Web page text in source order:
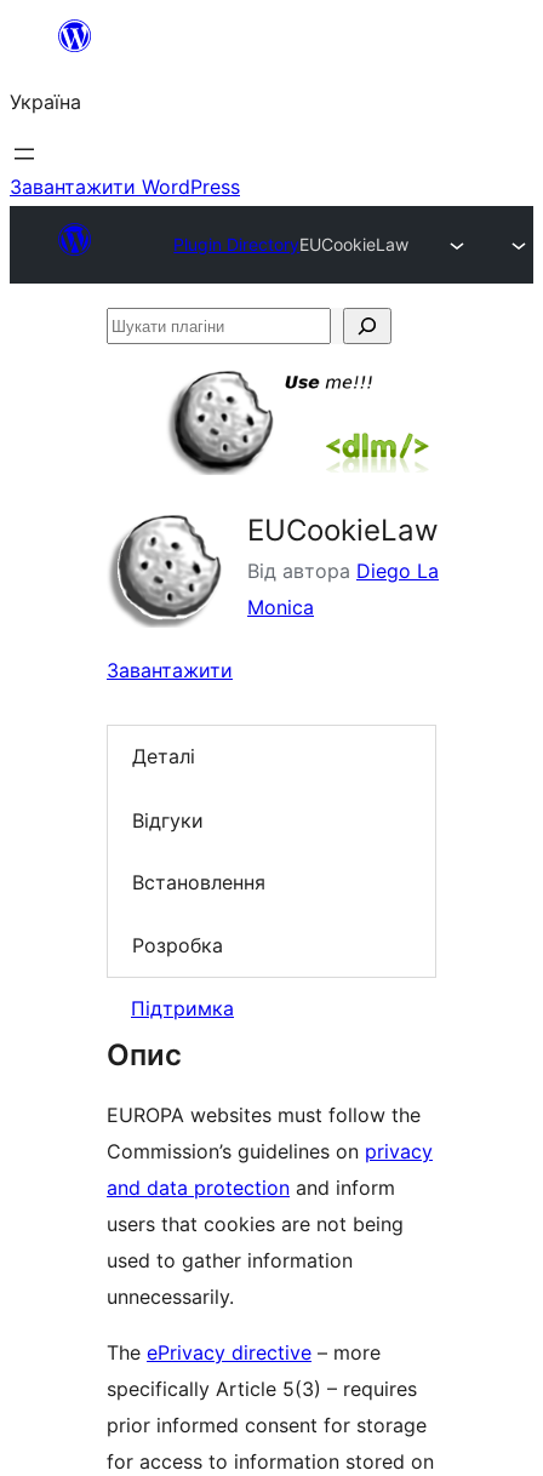
Перейти
вмісту
Україна
Завантажити WordPress
Plugin DirectoryEUCookieLaw
Шукати
EUCookieLaw
Від автора Diego La
Monica
Завантажити
Деталі
Відгуки
Встановлення
Розробка
Підтримка
Опис
EUROPA websites must follow the
Commission’s guidelines on privacy
and data protection and inform
users that cookies are not being
used to gather information
unnecessarily.
The ePrivacy directive – more
specifically Article 5(3) – requires
prior informed consent for storage
for access to information stored on